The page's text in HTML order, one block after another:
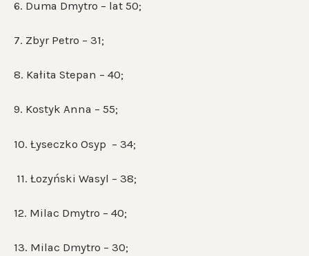
6. Duma Dmytro – lat 50;
7. Zbyr Petro – 31;
8. Kałita Stepan – 40;
9. Kostyk Anna – 55;
10. Łyseczko Osyp – 34;
11. Łozyński Wasyl – 38;
12. Milac Dmytro – 40;
13. Milac Dmytro – 30;